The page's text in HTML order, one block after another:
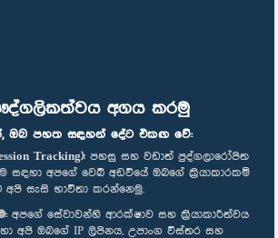
අගය කරමු
ඔබ පහත සඳහන් දේට එකඟ වේ:
Tracking): පහසු සහ වඩාත් පුද්ගලාරෝපිත
සඳහා අපගේ වෙබ් අඩවියේ ඔබගේ ක්‍රියාකාරකම්
සැසි භාවිතා කරන්නෙමු.
අපගේ සේවාවන්හි ආරක්ෂාව සහ ක්‍රියාකාරීත්වය
අපි ඔබගේ IP ලිපිනය, උපාංග විස්තර සහ
: